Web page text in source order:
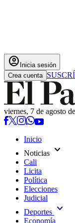
account_circle Inicia sesión
Crea cuenta
viernes, 7 de agosto
Inicio
Noticias expand_more
Cali
Licita
Política
Elecciones
Judicial
Deportes expand_more
Economía